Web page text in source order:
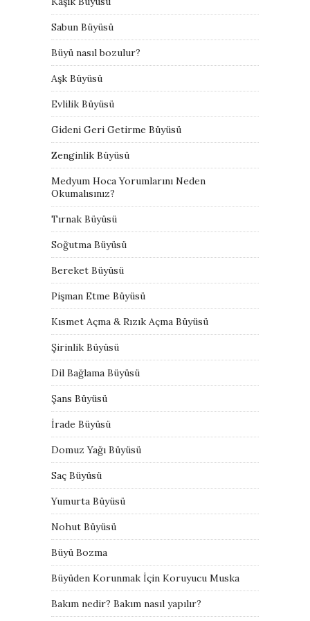
Sabun Büyüsü
Büyü nasıl bozulur?
Aşk Büyüsü
Evlilik Büyüsü
Gideni Geri Getirme Büyüsü
Zenginlik Büyüsü
Medyum Hoca Yorumlarını Neden
Okumalısınız?
Tırnak Büyüsü
Soğutma Büyüsü
Bereket Büyüsü
Pişman Etme Büyüsü
Kısmet Açma & Rızık Açma Büyüsü
Şirinlik Büyüsü
Dil Bağlama Büyüsü
Şans Büyüsü
İrade Büyüsü
Domuz Yağı Büyüsü
Saç Büyüsü
Yumurta Büyüsü
Nohut Büyüsü
Büyü Bozma
Büyüden Korunmak İçin Koruyucu Muska
Bakım nedir? Bakım nasıl yapılır?